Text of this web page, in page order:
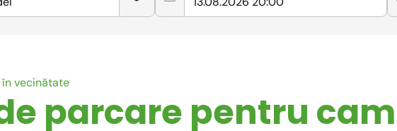
vecinătate
parcare pentru